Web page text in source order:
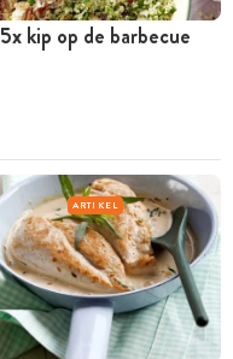
5x kip op de barbecue
ARTIKEL